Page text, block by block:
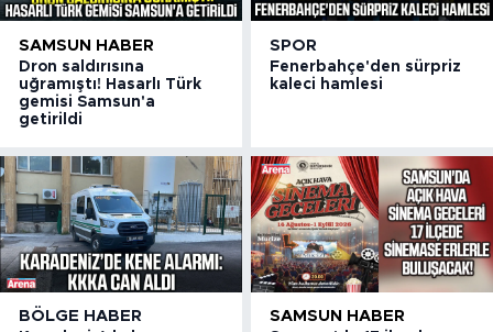
SAMSUN HABER
Dron saldırısına
uğramıştı! Hasarlı Türk
gemisi Samsun'a
getirildi
SPOR
Fenerbahçe'den sürpriz
kaleci hamlesi
BÖLGE HABER SAMSUN HABER